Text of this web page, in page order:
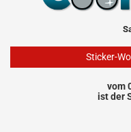
Sticker-
vom
ist der